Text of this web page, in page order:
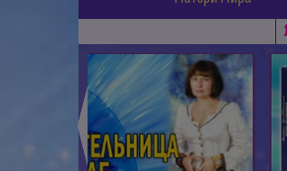
◄